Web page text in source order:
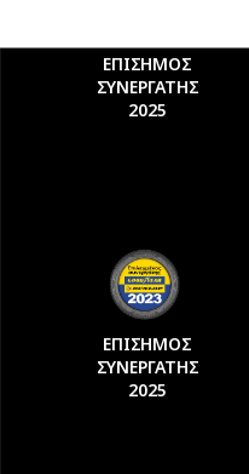
ΕΠΙΣΗΜΟΣ
ΣΥΝΕΡΓΑΤΗΣ
2025
ΕΠΙΣΗΜΟΣ
ΣΥΝΕΡΓΑΤΗΣ
2025